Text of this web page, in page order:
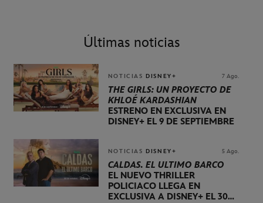
Últimas noticias
NOTICIAS DISNEY+ 7 Ago.
THE GIRLS: UN PROYECTO DE
KHLOÉ KARDASHIAN
ESTRENO EN EXCLUSIVA EN
DISNEY+ EL 9 DE SEPTIEMBRE
NOTICIAS DISNEY+ 5 Ago.
CALDAS. EL ÚLTIMO BARCO
EL NUEVO THRILLER
POLICIACO LLEGA EN
EXCLUSIVA A DISNEY+ EL 30